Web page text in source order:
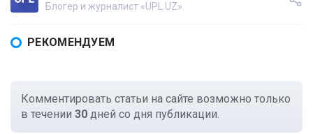
Блогер и журналист «UPL.UZ»
РЕКОМЕНДУЕМ
Комментировать статьи на сайте возможно только
в течении 30 дней со дня публикации.